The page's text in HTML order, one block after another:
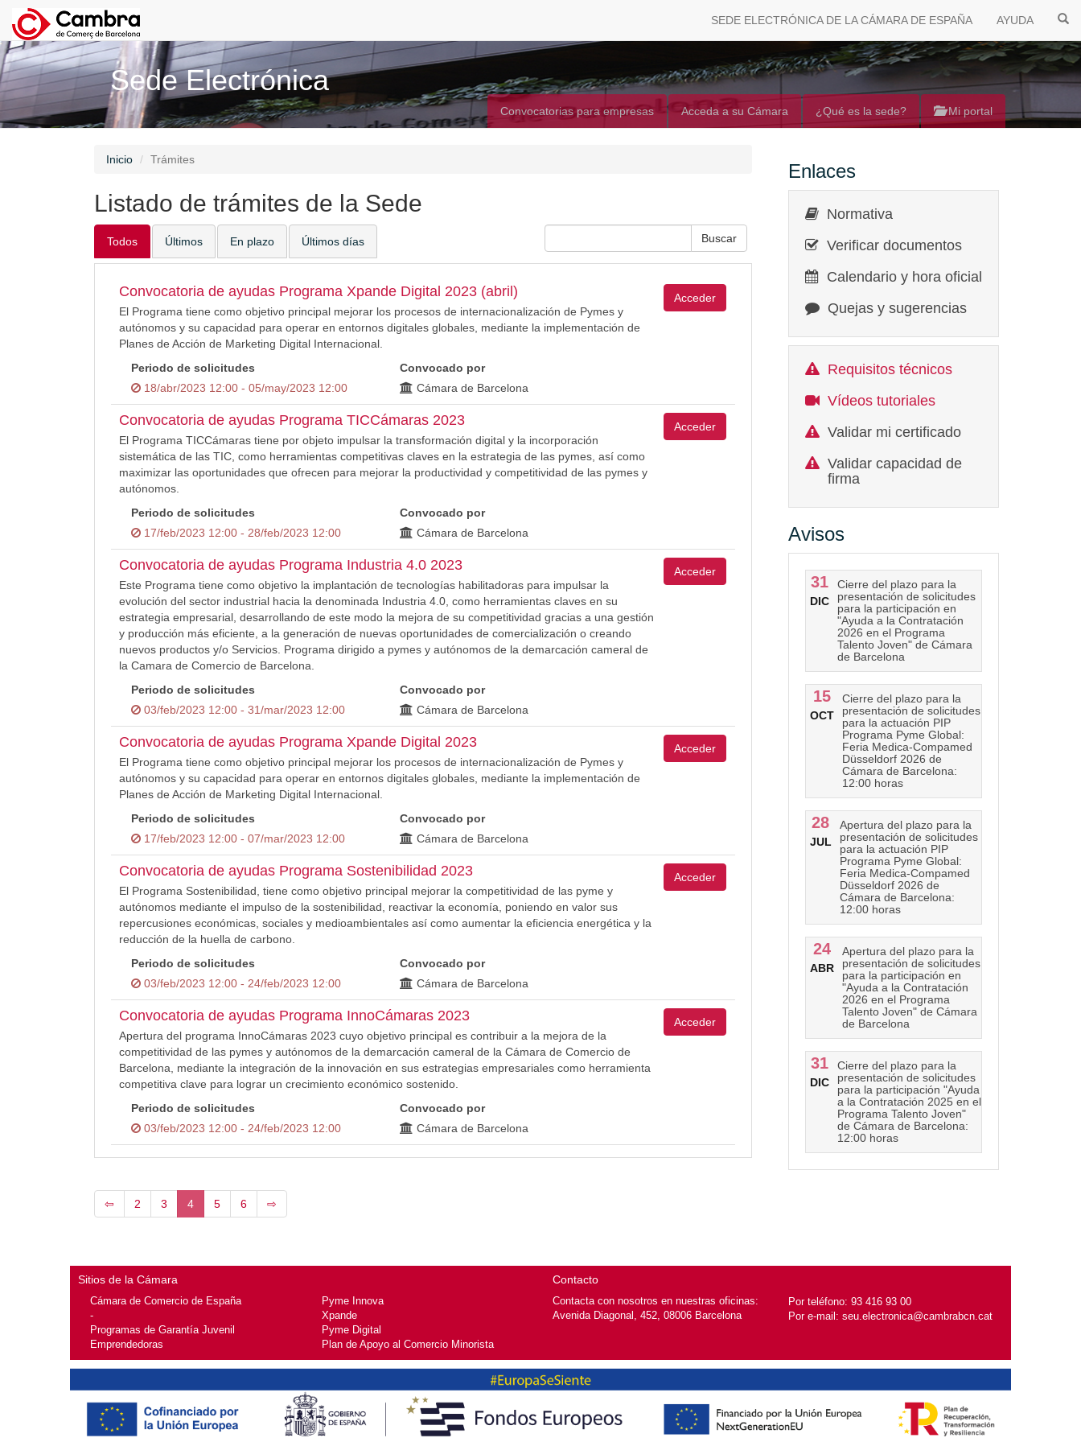
SEDE ELECTRÓNICA DE LA CÁMARA DE ESPAÑA AYUDA
Sede Electrónica
Convocatorias para empresas Acceda a su Cámara ¿Qué es la sede? Mi portal
Inicio Trámites
Listado de trámites de la Sede
Todos Últimos En plazo Últimos días
Convocatoria de ayudas Programa Xpande Digital 2023 (abril)
El Programa tiene como objetivo principal mejorar los procesos de internacionalización de Pymes y
autónomos y su capacidad para operar en entornos digitales globales, mediante la implementación de
Planes de Acción de Marketing Digital Internacional.
Periodo de solicitudes
18/abr/2023 12:00 - 05/may/2023 12:00
Convocado por
Cámara de Barcelona
Acceder
Convocatoria de ayudas Programa TICCámaras 2023
El Programa TICCámaras tiene por objeto impulsar la transformación digital y la incorporación
sistemática de las TIC, como herramientas competitivas claves en la estrategia de las pymes, así como
maximizar las oportunidades que ofrecen para mejorar la productividad y competitividad de las pymes y
autónomos.
Periodo de solicitudes
17/feb/2023 12:00 - 28/feb/2023 12:00
Convocado por
Cámara de Barcelona
Acceder
Convocatoria de ayudas Programa Industria 4.0 2023
Este Programa tiene como objetivo la implantación de tecnologías habilitadoras para impulsar la
evolución del sector industrial hacia la denominada Industria 4.0, como herramientas claves en su
estrategia empresarial, desarrollando de este modo la mejora de su competitividad gracias a una gestión
y producción más eficiente, a la generación de nuevas oportunidades de comercialización o creando
nuevos productos y/o Servicios. Programa dirigido a pymes y autónomos de la demarcación cameral de
la Camara de Comercio de Barcelona.
Periodo de solicitudes
03/feb/2023 12:00 - 31/mar/2023 12:00
Convocado por
Cámara de Barcelona
Acceder
Convocatoria de ayudas Programa Xpande Digital 2023
El Programa tiene como objetivo principal mejorar los procesos de internacionalización de Pymes y
autónomos y su capacidad para operar en entornos digitales globales, mediante la implementación de
Planes de Acción de Marketing Digital Internacional.
Periodo de solicitudes
17/feb/2023 12:00 - 07/mar/2023 12:00
Convocado por
Cámara de Barcelona
Acceder
Convocatoria de ayudas Programa Sostenibilidad 2023
El Programa Sostenibilidad, tiene como objetivo principal mejorar la competitividad de las pyme y
autónomos mediante el impulso de la sostenibilidad, reactivar la economía, poniendo en valor sus
repercusiones económicas, sociales y medioambientales así como aumentar la eficiencia energética y la
reducción de la huella de carbono.
Periodo de solicitudes
03/feb/2023 12:00 - 24/feb/2023 12:00
Convocado por
Cámara de Barcelona
Acceder
Convocatoria de ayudas Programa InnoCámaras 2023
Apertura del programa InnoCámaras 2023 cuyo objetivo principal es contribuir a la mejora de la
competitividad de las pymes y autónomos de la demarcación cameral de la Cámara de Comercio de
Barcelona, mediante la integración de la innovación en sus estrategias empresariales como herramienta
competitiva clave para lograr un crecimiento económico sostenido.
Periodo de solicitudes
03/feb/2023 12:00 - 24/feb/2023 12:00
Convocado por
Cámara de Barcelona
Acceder
⇦ 2 3 4 5 6 ⇨
Enlaces
Normativa
Verificar documentos
Calendario y hora oficial
Quejas y sugerencias
Requisitos técnicos
Vídeos tutoriales
Validar mi certificado
Validar capacidad de
firma
Avisos
31
DIC
Cierre del plazo para la
presentación de solicitudes
para la participación en
"Ayuda a la Contratación
2026 en el Programa
Talento Joven" de Cámara
de Barcelona
15
OCT
Cierre del plazo para la
presentación de solicitudes
para la actuación PIP
Programa Pyme Global:
Feria Medica-Compamed
Düsseldorf 2026 de
Cámara de Barcelona:
12:00 horas
28
JUL
Apertura del plazo para la
presentación de solicitudes
para la actuación PIP
Programa Pyme Global:
Feria Medica-Compamed
Düsseldorf 2026 de
Cámara de Barcelona:
12:00 horas
24
ABR
Apertura del plazo para la
presentación de solicitudes
para la participación en
"Ayuda a la Contratación
2026 en el Programa
Talento Joven" de Cámara
de Barcelona
31
DIC
Cierre del plazo para la
presentación de solicitudes
para la participación "Ayuda
a la Contratación 2025 en el
Programa Talento Joven"
de Cámara de Barcelona:
12:00 horas
Sitios de la Cámara
Cámara de Comercio de España
-
Programas de Garantía Juvenil
Emprendedoras
Pyme Innova
Xpande
Pyme Digital
Plan de Apoyo al Comercio Minorista
Contacto
Contacta con nosotros en nuestras oficinas:
Avenida Diagonal, 452, 08006 Barcelona
Por teléfono: 93 416 93 00
Por e-mail: seu.electronica@cambrabcn.cat